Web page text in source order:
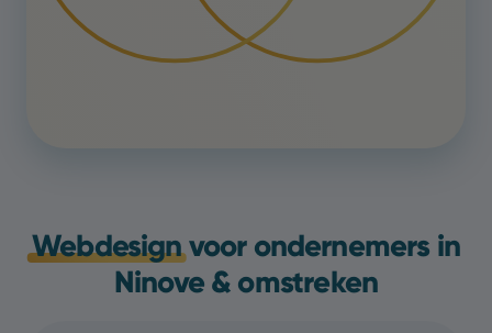
Webdesignvoor ondernemers in
Ninove & omstreken